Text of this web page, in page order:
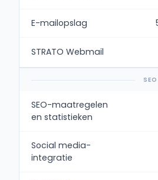
E-mailopslag
STRATO Webmail
SEO-maatregelen
en statistieken
Social media-
integratie